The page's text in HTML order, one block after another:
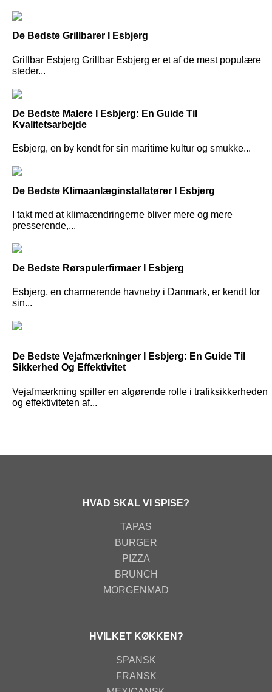
De Bedste Grillbarer I Esbjerg
Grillbar Esbjerg Grillbar Esbjerg er et af de mest populære
steder...
De Bedste Malere I Esbjerg: En Guide Til
Kvalitetsarbejde
Esbjerg, en by kendt for sin maritime kultur og smukke...
De Bedste Klimaanlæginstallatører I Esbjerg
I takt med at klimaændringerne bliver mere og mere
presserende,...
De Bedste Rørspulerfirmaer I Esbjerg
Esbjerg, en charmerende havneby i Danmark, er kendt for
sin...
De Bedste Vejafmærkninger I Esbjerg: En Guide Til
Sikkerhed Og Effektivitet
Vejafmærkning spiller en afgørende rolle i trafiksikkerheden
og effektiviteten af...
HVAD SKAL VI SPISE?
TAPAS
BURGER
PIZZA
BRUNCH
MORGENMAD
HVILKET KØKKEN?
SPANSK
FRANSK